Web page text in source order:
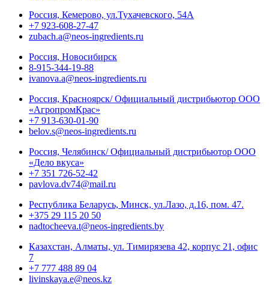
Россия, Кемерово, ул.Тухачевского, 54А
+7 923-608-27-47
zubach.a@neos-ingredients.ru
Россия, Новосибирск
8-915-344-19-88
ivanova.a@neos-ingredients.ru
Россия, Красноярск/ Официальный дистрибьютор ООО
«АгропромКрас»
+7 913-630-01-90
belov.s@neos-ingredients.ru
Россия, Челябинск/ Официальный дистрибьютор ООО
«Дело вкуса»
+7 351 726-52-42
pavlova.dv74@mail.ru
Республика Беларусь, Минск, ул.Лазо, д.16, пом. 47.
+375 29 115 20 50
nadtocheeva.t@neos-ingredients.by
Казахстан, Алматы, ул. Тимирязева 42, корпус 21, офис
7
+7 777 488 89 04
livinskaya.e@neos.kz